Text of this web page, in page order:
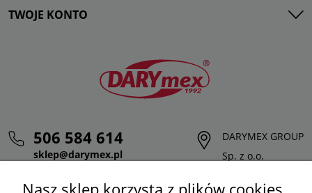
TWOJE KONTO
506 584 614
sklep@darymex.pl
DARYMEX GROUP
Sp. z o.o.